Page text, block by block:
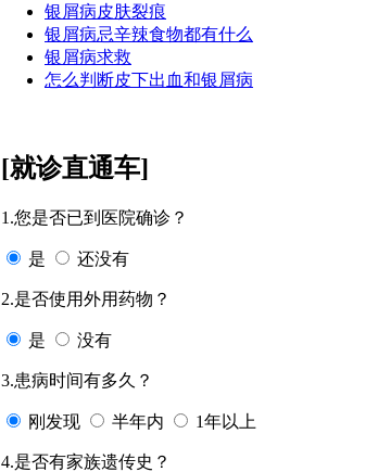
银屑病皮肤裂痕
银屑病忌辛辣食物都有什么
银屑病求救
怎么判断皮下出血和银屑病
[就诊直通车]
1.您是否已到医院确诊？
是 还没有
2.是否使用外用药物？
是 没有
3.患病时间有多久？
刚发现 半年内 1年以上
4.是否有家族遗传史？